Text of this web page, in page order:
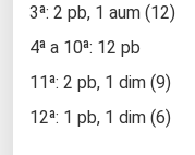
3ª: 2 pb, 1 aum (12)
4ª a 10ª: 12 pb
11ª: 2 pb, 1 dim (9)
12ª: 1 pb, 1 dim (6)